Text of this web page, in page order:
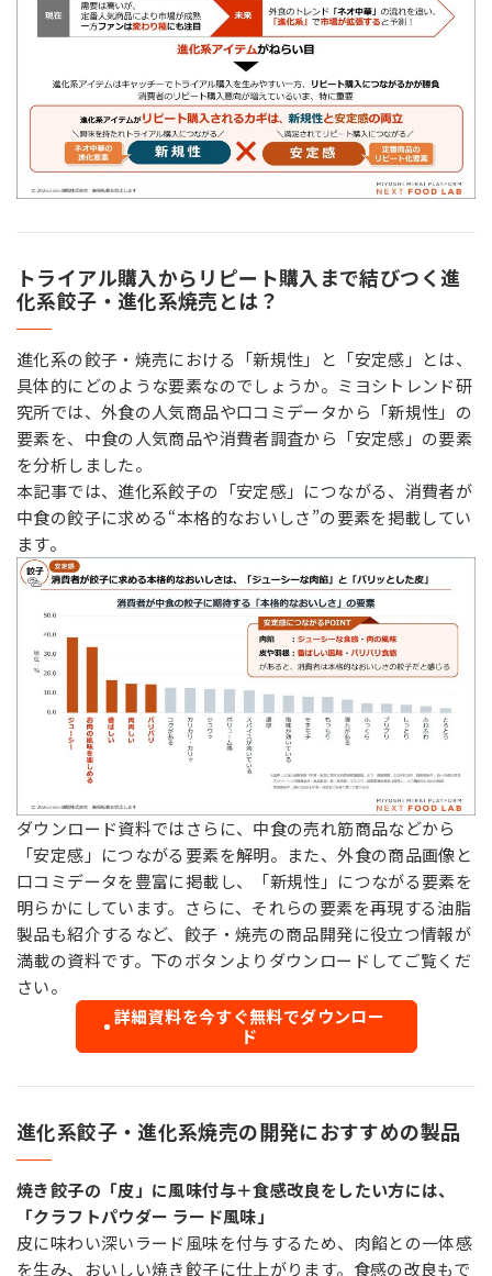
トライアル購入からリピート購入まで結びつく進
化系餃子・進化系焼売とは？
進化系の餃子・焼売における「新規性」と「安定感」とは、
具体的にどのような要素なのでしょうか。ミヨシトレンド研
究所では、外食の人気商品や口コミデータから「新規性」の
要素を、中食の人気商品や消費者調査から「安定感」の要素
を分析しました。
本記事では、進化系餃子の「安定感」につながる、消費者が
中食の餃子に求める“本格的なおいしさ”の要素を掲載してい
ます。
ダウンロード資料ではさらに、中食の売れ筋商品などから
「安定感」につながる要素を解明。また、外食の商品画像と
口コミデータを豊富に掲載し、「新規性」につながる要素を
明らかにしています。さらに、それらの要素を再現する油脂
製品も紹介するなど、餃子・焼売の商品開発に役立つ情報が
満載の資料です。下のボタンよりダウンロードしてご覧くだ
さい。
詳細資料を今すぐ無料でダウンロー
ド
進化系餃子・進化系焼売の開発におすすめの製品
焼き餃子の「皮」に風味付与＋食感改良をしたい方には、
「クラフトパウダー ラード風味」
皮に味わい深いラード風味を付与するため、肉餡との一体感
を生み、おいしい焼き餃子に仕上がります。食感の改良もで